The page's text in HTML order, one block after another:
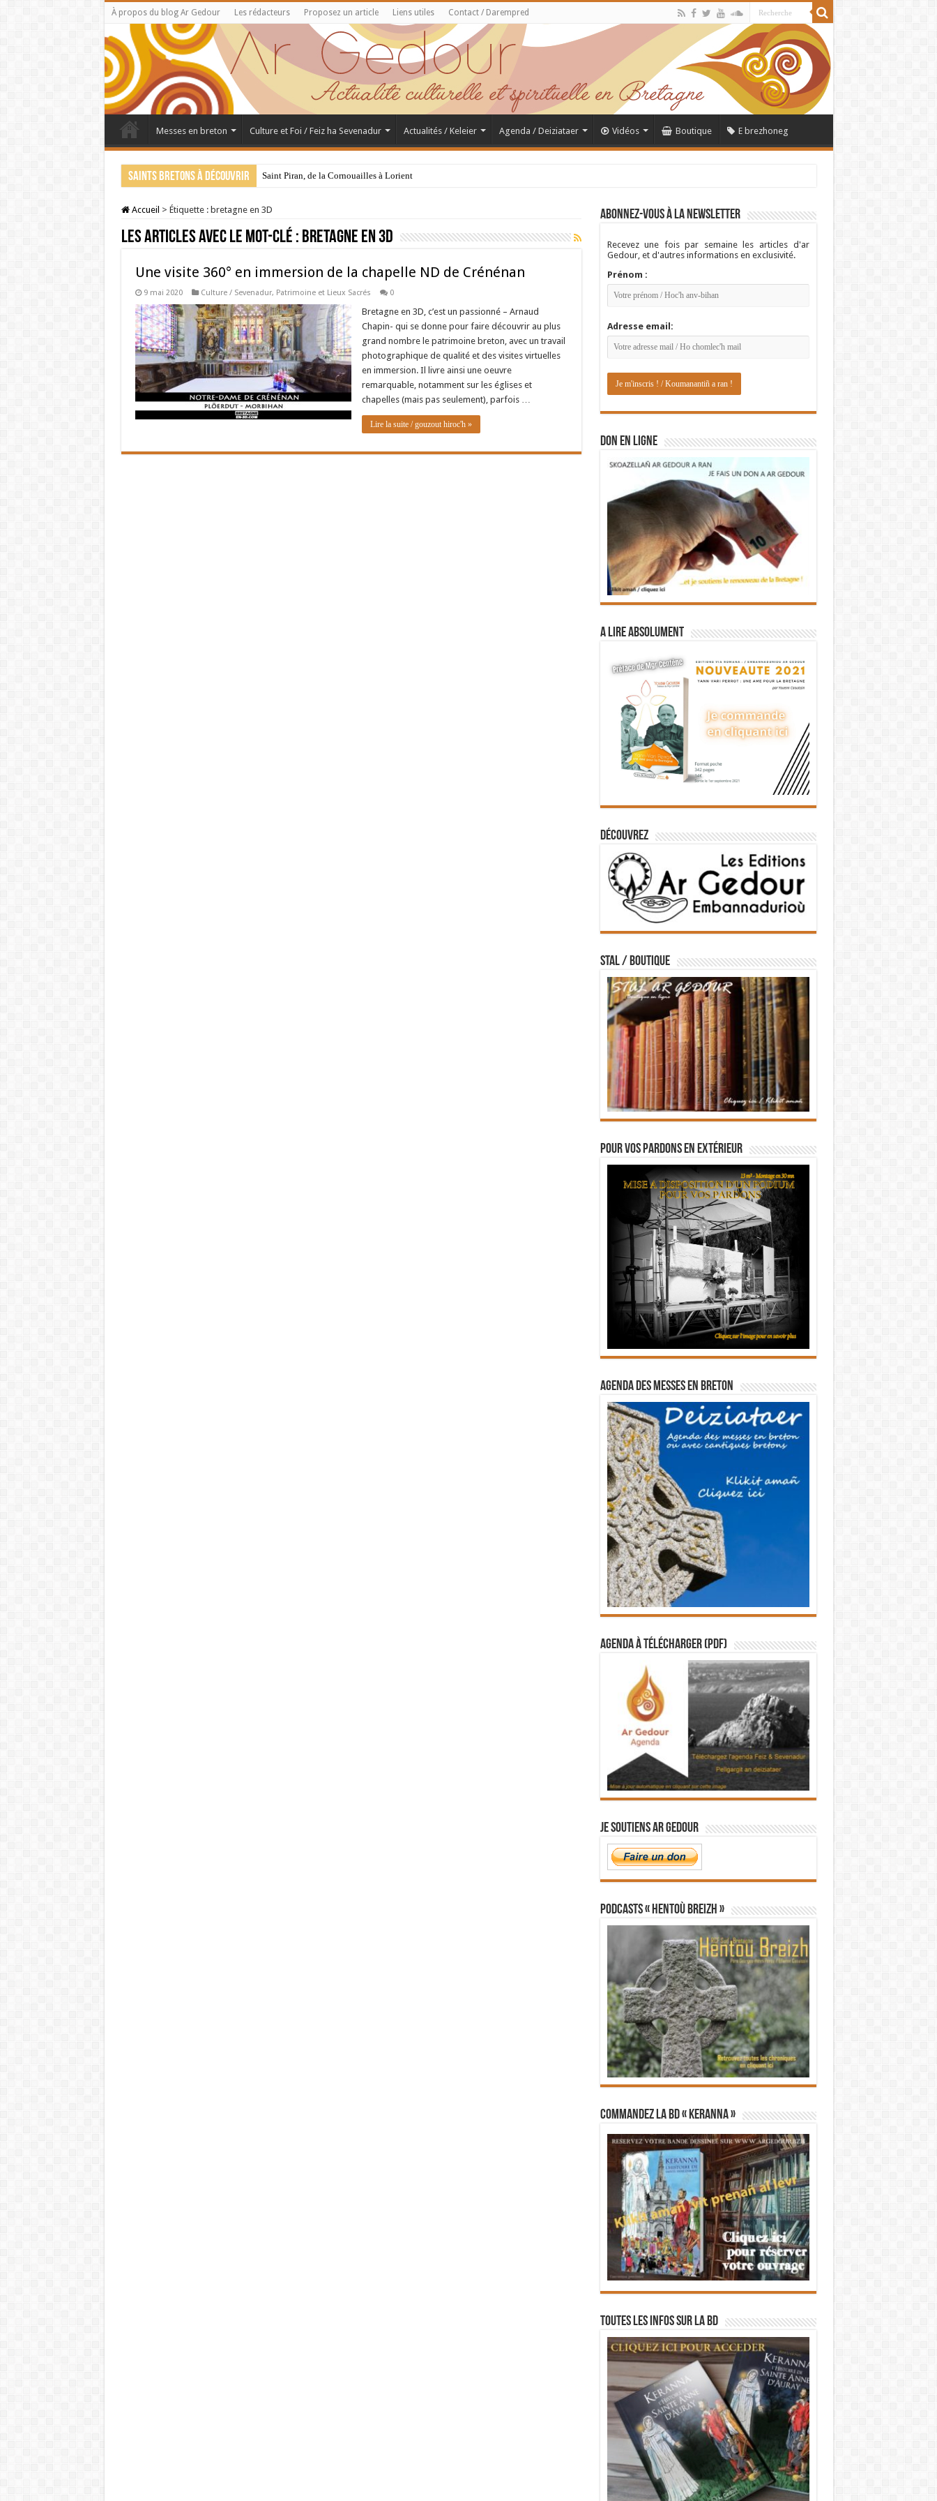
À propos du blog Ar Gedour Les rédacteurs Proposez un article Liens utiles Contact / Darempred
Messes en breton Culture et Foi / Feiz ha Sevenadur Actualités / Keleier Agenda / Deiziataer Vidéos Boutique E brezhoneg
Saints bretons à découvrir Saint Piran, de la Cornouailles à Lorient
Accueil > Étiquette : bretagne en 3D
Les articles avec le mot-clé : bretagne en 3D
Une visite 360° en immersion de la chapelle ND de Crénénan
9 mai 2020 Culture / Sevenadur, Patrimoine et Lieux Sacrés 0
Bretagne en 3D, c’est un passionné – Arnaud
Chapin- qui se donne pour faire découvrir au plus
grand nombre le patrimoine breton, avec un travail
photographique de qualité et des visites virtuelles
en immersion. Il livre ainsi une oeuvre
remarquable, notamment sur les églises et
chapelles (mais pas seulement), parfois …
Lire la suite / gouzout hiroc'h »
Abonnez-vous à la newsletter
Recevez une fois par semaine les articles d'ar
Gedour, et d'autres informations en exclusivité.
Prénom :
Adresse email:
DON EN LIGNE
A lire absolument
Découvrez
STAL / BOUTIQUE
Pour vos pardons en extérieur
Agenda des messes en breton
Agenda à télécharger (PDF)
Je soutiens Ar Gedour
PODCASTS « Hentoù Breizh »
Commandez la BD « Keranna »
Toutes les infos sur la BD